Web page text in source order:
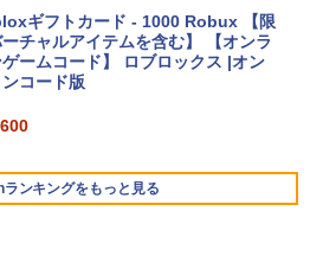
限定】 HP ノートパソコ
fd 15.6インチ 16GBメモリ 512GB
インテル Core 5
Copilotキー搭載/Win 11/15.6型/
i5/16GB/SSD 512GB/ホワイト) FM
ギフトカード - 1000 Robux 【限
チャルアイテムを含む】 【オンラ
ゲームコード】 ロブロックス |オン
コード版
ンキングをもっと見る